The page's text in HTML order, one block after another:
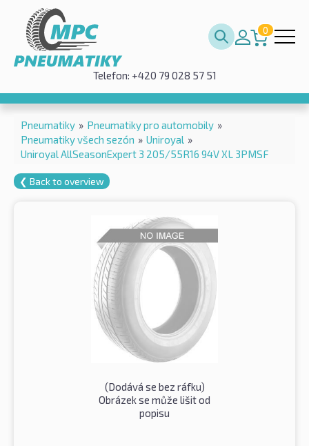
0
Telefon: +420 79 028 57 51
Pneumatiky » Pneumatiky pro automobily »
Pneumatiky všech sezón » Uniroyal »
Uniroyal AllSeasonExpert 3 205/55R16 94V XL 3PMSF
❮ Back to overview
(Dodává se bez ráfku)
Obrázek se může lišit od
popisu